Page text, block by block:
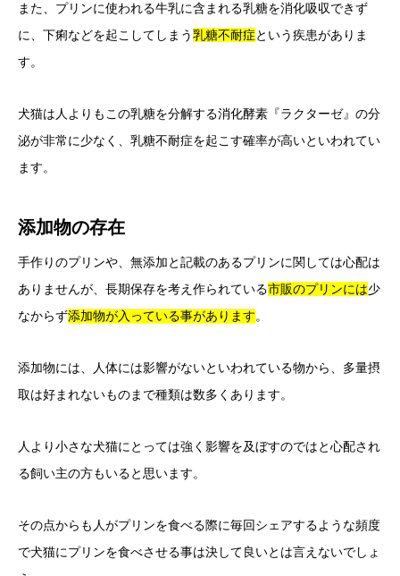
また、プリンに使われる牛乳に含まれる乳糖を消化吸収できず
に、下痢などを起こしてしまう乳糖不耐症という疾患がありま
す。
犬猫は人よりもこの乳糖を分解する消化酵素『ラクターゼ』の分
泌が非常に少なく、乳糖不耐症を起こす確率が高いといわれてい
ます。
添加物の存在
手作りのプリンや、無添加と記載のあるプリンに関しては心配は
ありませんが、長期保存を考え作られている市販のプリンには少
なからず添加物が入っている事があります。
添加物には、人体には影響がないといわれている物から、多量摂
取は好まれないものまで種類は数多くあります。
人より小さな犬猫にとっては強く影響を及ぼすのではと心配され
る飼い主の方もいると思います。
その点からも人がプリンを食べる際に毎回シェアするような頻度
で犬猫にプリンを食べさせる事は決して良いとは言えないでしょ